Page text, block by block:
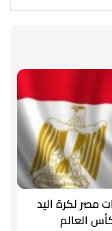
مصر لكرة اليد
العالم